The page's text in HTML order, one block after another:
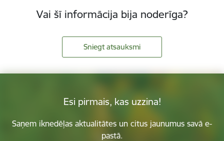
Vai šī informācija bija noderīga?
Sniegt atsauksmi
Esi pirmais, kas uzzina!
Saņem iknedēļas aktualitātes un citus jaunumus savā e-
pastā.